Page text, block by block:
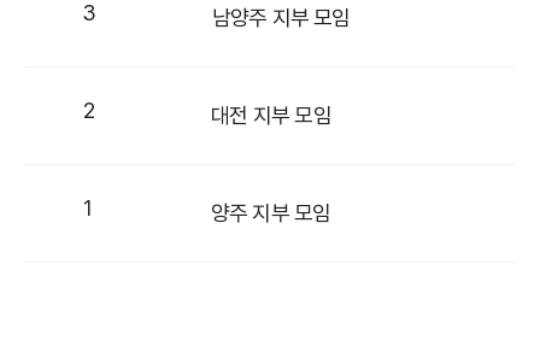
3 남양주 지부 모임
2 대전 지부 모임
1 양주 지부 모임